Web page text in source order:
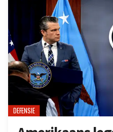
DEFENSIE